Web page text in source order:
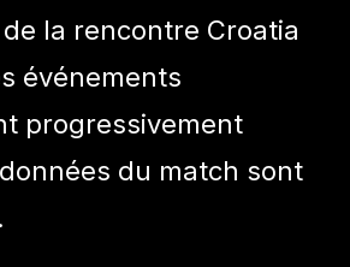
la rencontre Croatia
événements
progressivement
du match sont